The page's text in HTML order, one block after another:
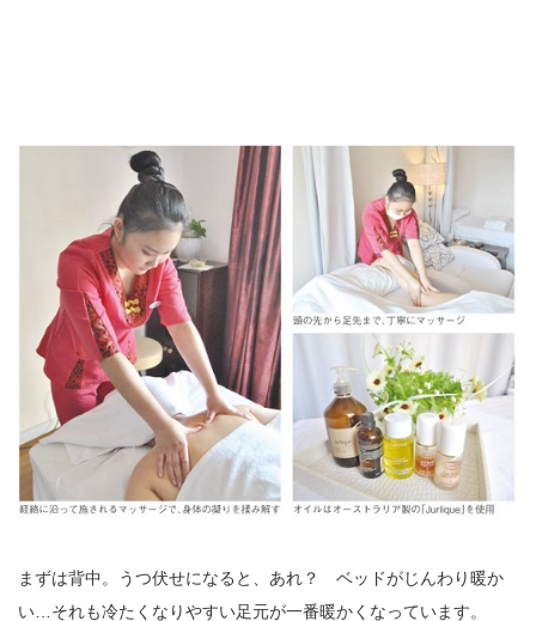
まずは背中。うつ伏せになると、あれ？ ベッドがじんわり暖か
い…それも冷たくなりやすい足元が一番暖かくなっています。